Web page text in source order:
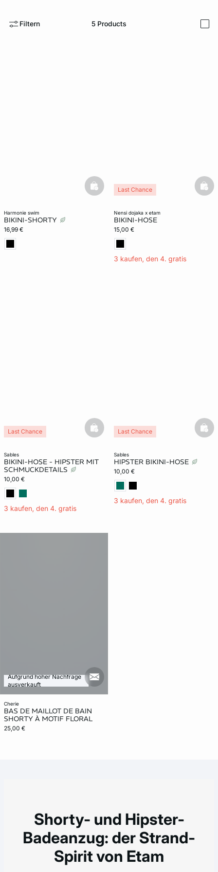
Filtern 5 Products
harmonie swim
BIKINI-SHORTY
16,99 €
basketfull
nensi dojaka x etam
BIKINI-HOSE
15,00 €
3 kaufen, den 4. gratis
Last Chance
sables
BIKINI-HOSE - HIPSTER MIT
SCHMUCKDETAILS
10,00 €
3 kaufen, den 4. gratis
Last Chance basketfull
sables
HIPSTER BIKINI-HOSE
10,00 €
3 kaufen, den 4. gratis
Last Chance
cherie
BAS DE MAILLOT DE BAIN
SHORTY À MOTIF FLORAL
25,00 €
Aufgrund hoher Nachfrage
ausverkauft
mail_new
Shorty- und Hipster-
Badeanzug: der Strand-
Spirit von Etam